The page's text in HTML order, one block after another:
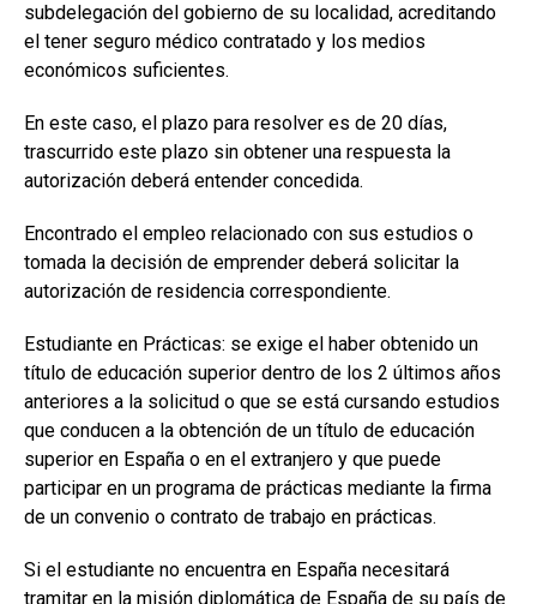
subdelegación del gobierno de su localidad, acreditando
el tener seguro médico contratado y los medios
económicos suficientes.
En este caso, el plazo para resolver es de 20 días,
trascurrido este plazo sin obtener una respuesta la
autorización deberá entender concedida.
Encontrado el empleo relacionado con sus estudios o
tomada la decisión de emprender deberá solicitar la
autorización de residencia correspondiente.
Estudiante en Prácticas: se exige el haber obtenido un
título de educación superior dentro de los 2 últimos años
anteriores a la solicitud o que se está cursando estudios
que conducen a la obtención de un título de educación
superior en España o en el extranjero y que puede
participar en un programa de prácticas mediante la firma
de un convenio o contrato de trabajo en prácticas.
Si el estudiante no encuentra en España necesitará
tramitar en la misión diplomática de España de su país de